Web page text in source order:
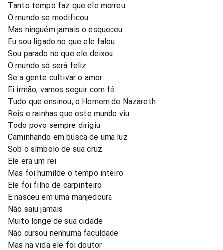
Tanto tempo faz que ele morreu
O mundo se modificou
Mas ninguém jamais o esqueceu
Eu sou ligado no que ele falou
Sou parado no que ele deixou
O mundo só será feliz
Se a gente cultivar o amor
Ei irmão, vamos seguir com fé
Tudo que ensinou, o Homem de Nazareth
Reis e rainhas que este mundo viu
Todo povo sempre dirigiu
Caminhando em busca de uma luz
Sob o símbolo de sua cruz
Ele era um rei
Mas foi humilde o tempo inteiro
Ele foi filho de carpinteiro
E nasceu em uma manjedoura
Não saiu jamais
Muito longe de sua cidade
Não cursou nenhuma faculdade
Mas na vida ele foi doutor